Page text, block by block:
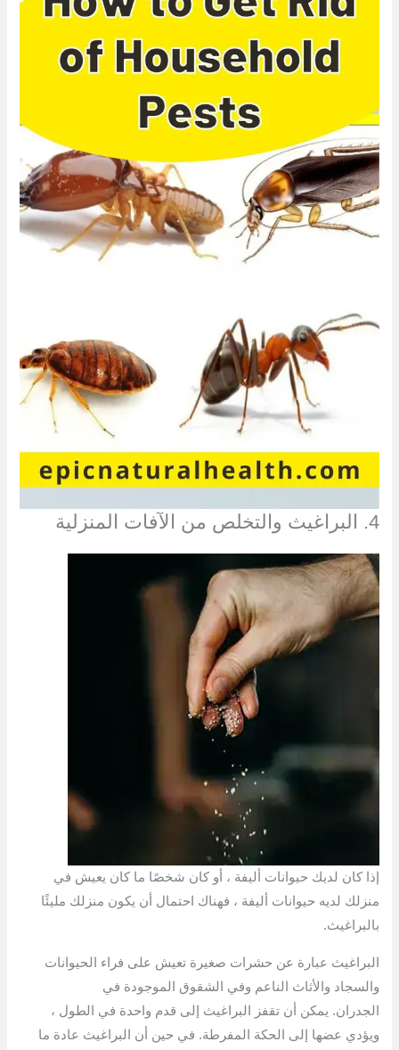
4. البراغيث والتخلص من الآفات المنزلية
إذا كان لديك حيوانات أليفة ، أو كان شخصًا ما كان يعيش في
منزلك لديه حيوانات أليفة ، فهناك احتمال أن يكون منزلك مليئًا
بالبراغيث.
البراغيث عبارة عن حشرات صغيرة تعيش على فراء الحيوانات
والسجاد والأثاث الناعم وفي الشقوق الموجودة في
الجدران. يمكن أن تقفز البراغيث إلى قدم واحدة في الطول ،
ويؤدي عضها إلى الحكة المفرطة. في حين أن البراغيث عادة ما